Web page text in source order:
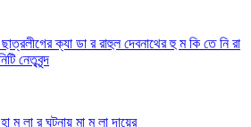
ক্যা ডা র রাহুল দেবনাথের হু ম কি তে নি রা
নেতৃবৃন্দ
ম লা র ঘটনায় মা ম লা দায়ের